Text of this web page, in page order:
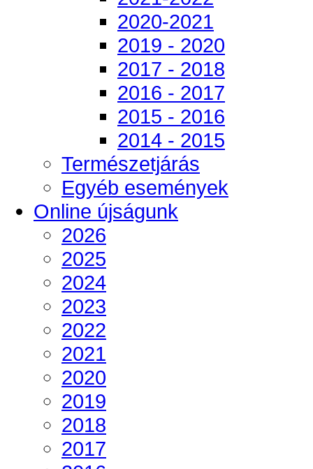
2020-2021
2019 - 2020
2017 - 2018
2016 - 2017
2015 - 2016
2014 - 2015
Természetjárás
Egyéb események
Online újságunk
2026
2025
2024
2023
2022
2021
2020
2019
2018
2017